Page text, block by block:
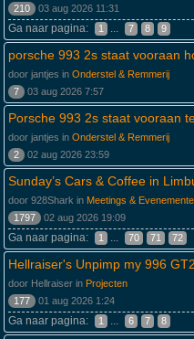
210
03 aug 2026 11:31
Ga naar pagina: 1 ... 7 8 9
porsche 993 2s staat vooraan
door jantjes in Onderstel & Remmerij
7
03 aug 2026 7:57
Porsche 993 2s staat vooraan
door jantjes in Onderstel & Remmerij
2
02 aug 2026 23:59
Sunday’s Cars & Coffee in
door 928Shark in Meetings &
1797
02 aug 2026 19:09
Ga naar pagina: 1 ... 70 71 72
Hellraiser's Unpimp my 996
door Hellraiser in Projecten
177
01 aug 2026 1:24
Ga naar pagina: 1 ... 6 7 8